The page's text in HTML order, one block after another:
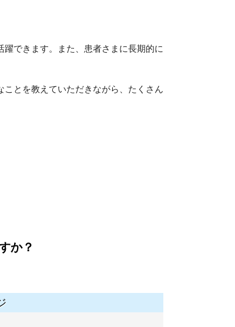
できます。また、患者さまに長期的に
とを教えていただきながら、たくさん
か？